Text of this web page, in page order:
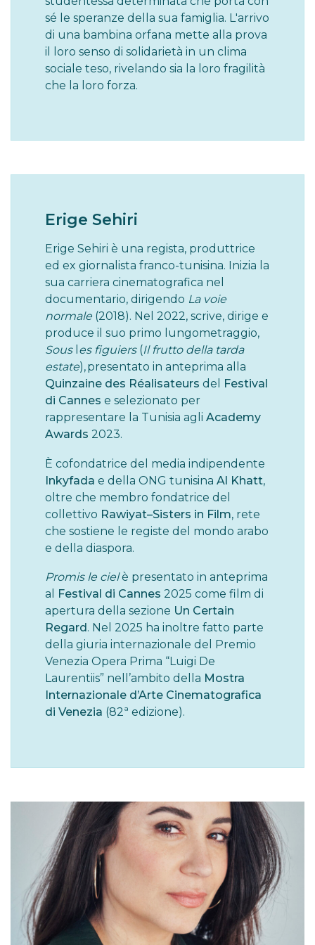
sé le speranze della sua famiglia. L'arrivo
di una bambina orfana mette alla prova
il loro senso di solidarietà in un clima
sociale teso, rivelando sia la loro fragilità
che la loro forza.
Erige Sehiri
Erige Sehiri è una regista, produttrice
ed ex giornalista franco-tunisina. Inizia la
sua carriera cinematografica nel
documentario, dirigendo La voie
normale (2018). Nel 2022, scrive, dirige e
produce il suo primo lungometraggio,
Sousl es figuiers(Il frutto della tarda
estate), presentato in anteprima alla
Quinzaine des Réalisateurs del
Festival
di Cannes e selezionato per
rappresentare la Tunisia agli Academy
Awards 2023.
È cofondatrice del media indipendente
Inkyfada e della ONG tunisina Al Khatt,
oltre che membro fondatrice del
collettivo Rawiyat–Sisters in Film, rete
che sostiene le registe del mondo arabo
e della diaspora.
Promis le cielè presentato in anteprima
al
Festival di Cannes 2025 come film di
apertura della sezione Un Certain
Regard . Nel 2025 ha inoltre fatto parte
della giuria internazionale del Premio
Venezia Opera Prima “Luigi De
Laurentiis” nell’ambito della Mostra
Internazionale d’Arte Cinematografica
di Venezia (82ª edizione).